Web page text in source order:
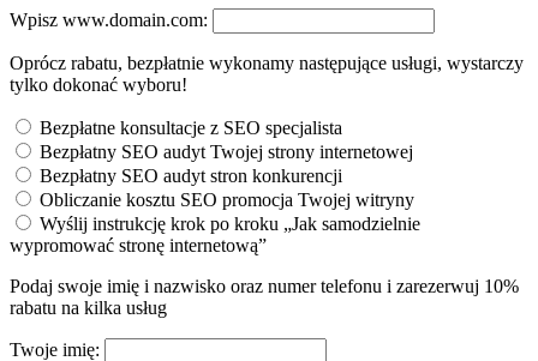
Wpisz www.domain.com:
Oprócz rabatu, bezpłatnie wykonamy następujące usługi, wystarczy
tylko dokonać wyboru!
Bezpłatne konsultacje z SEO specjalista
Bezpłatny SEO audyt Twojej strony internetowej
Bezpłatny SEO audyt stron konkurencji
Obliczanie kosztu SEO promocja Twojej witryny
Wyślij instrukcję krok po kroku „Jak samodzielnie
wypromować stronę internetową”
Podaj swoje imię i nazwisko oraz numer telefonu i zarezerwuj 10%
rabatu na kilka usług
Twoje imię: